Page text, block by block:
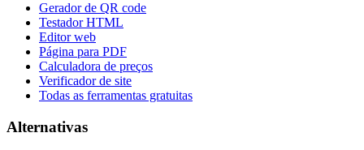
Gerador de QR code
Testador HTML
Editor web
Página para PDF
Calculadora de preços
Verificador de site
Todas as ferramentas gratuitas
Alternativas